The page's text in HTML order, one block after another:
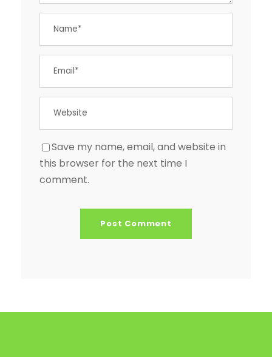
Save my name, email, and website in
this browser for the next time I
comment.